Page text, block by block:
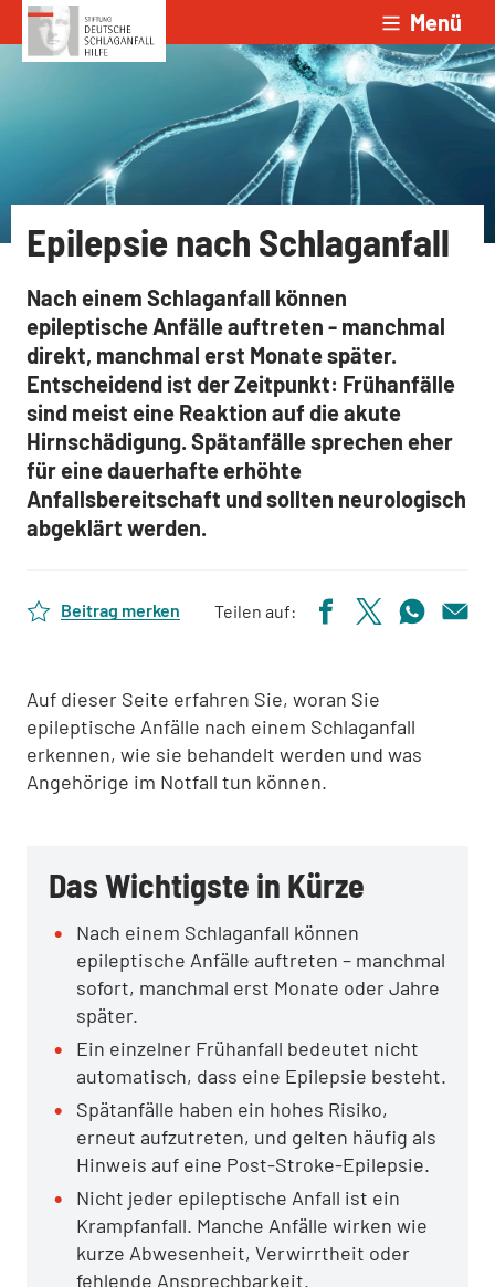
Zum Inhalt springen Menü
Epilepsie nach Schlaganfall
Nach einem Schlaganfall können
epileptische Anfälle auftreten - manchmal
direkt, manchmal erst Monate später.
Entscheidend ist der Zeitpunkt: Frühanfälle
sind meist eine Reaktion auf die akute
Hirnschädigung. Spätanfälle sprechen eher
für eine dauerhafte erhöhte
Anfallsbereitschaft und sollten neurologisch
abgeklärt werden.
Beitrag merken Teilen auf:
Auf dieser Seite erfahren Sie, woran Sie
epileptische Anfälle nach einem Schlaganfall
erkennen, wie sie behandelt werden und was
Angehörige im Notfall tun können.
Das Wichtigste in Kürze
Nach einem Schlaganfall können
epileptische Anfälle auftreten – manchmal
sofort, manchmal erst Monate oder Jahre
später.
Ein einzelner Frühanfall bedeutet nicht
automatisch, dass eine Epilepsie besteht.
Spätanfälle haben ein hohes Risiko,
erneut aufzutreten, und gelten häufig als
Hinweis auf eine Post-Stroke-Epilepsie.
Nicht jeder epileptische Anfall ist ein
Krampfanfall. Manche Anfälle wirken wie
kurze Abwesenheit, Verwirrtheit oder
fehlende Ansprechbarkeit.